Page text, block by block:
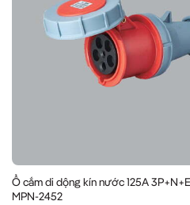
Ổ cắm di dộng kín nước 125A
MPN-2452